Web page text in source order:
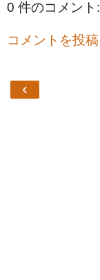
0 件のコメント:
コメントを投稿
‹